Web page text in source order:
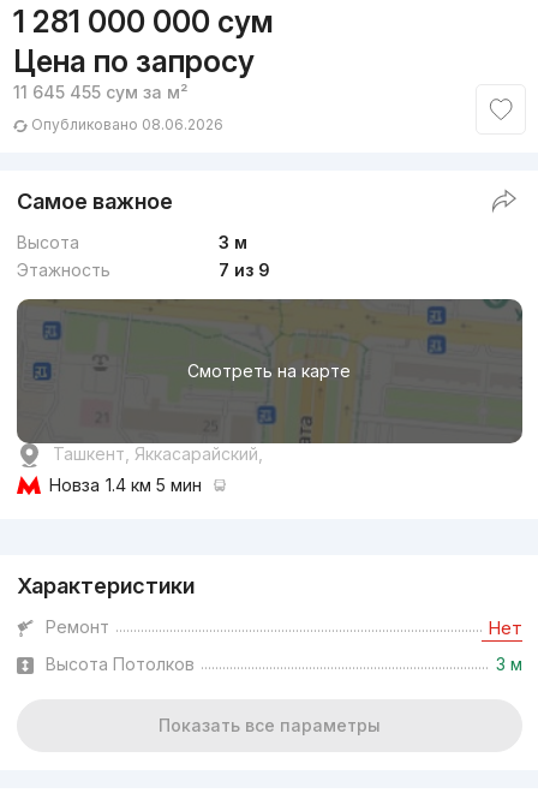
1 281 000 000 сум
Цена по запросу
11 645 455 сум за м²
Опубликовано 08.06.2026
Самое важное
Высота
3 м
Этажность
7 из 9
Смотреть на карте
Ташкент, Яккасарайский,
Новза 1.4 км 5 мин
Характеристики
Ремонт Нет
Высота Потолков 3 м
Показать все параметры